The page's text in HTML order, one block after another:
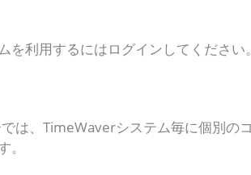
利用するにはログインしてください。
は、TimeWaverシステム毎に個別の